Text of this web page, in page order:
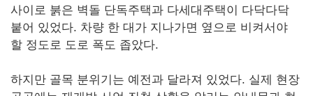
사이로 붉은 벽돌 단독주택과 다세대주택이 다닥다닥
붙어 있었다. 차량 한 대가 지나가면 옆으로 비켜서야
할 정도로 도로 폭도 좁았다.
하지만 골목 분위기는 예전과 달라져 있었다. 실제 현장